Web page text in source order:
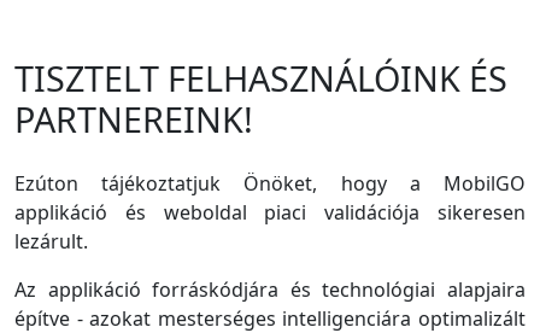
TISZTELT FELHASZNÁLÓINK ÉS
PARTNEREINK!
Ezúton tájékoztatjuk Önöket, hogy a MobilGO
applikáció és weboldal piaci validációja sikeresen
lezárult.
Az applikáció forráskódjára és technológiai alapjaira
építve - azokat mesterséges intelligenciára optimalizált